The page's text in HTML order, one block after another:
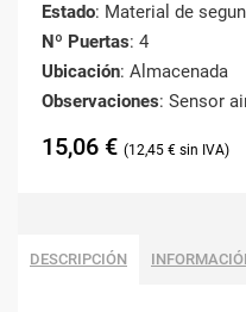
Estado: Material de
Nº Puertas: 4
Ubicación: Almacenada
Observaciones: Sensor
15,06 € 12,45 €
DESCRIPCIÓN